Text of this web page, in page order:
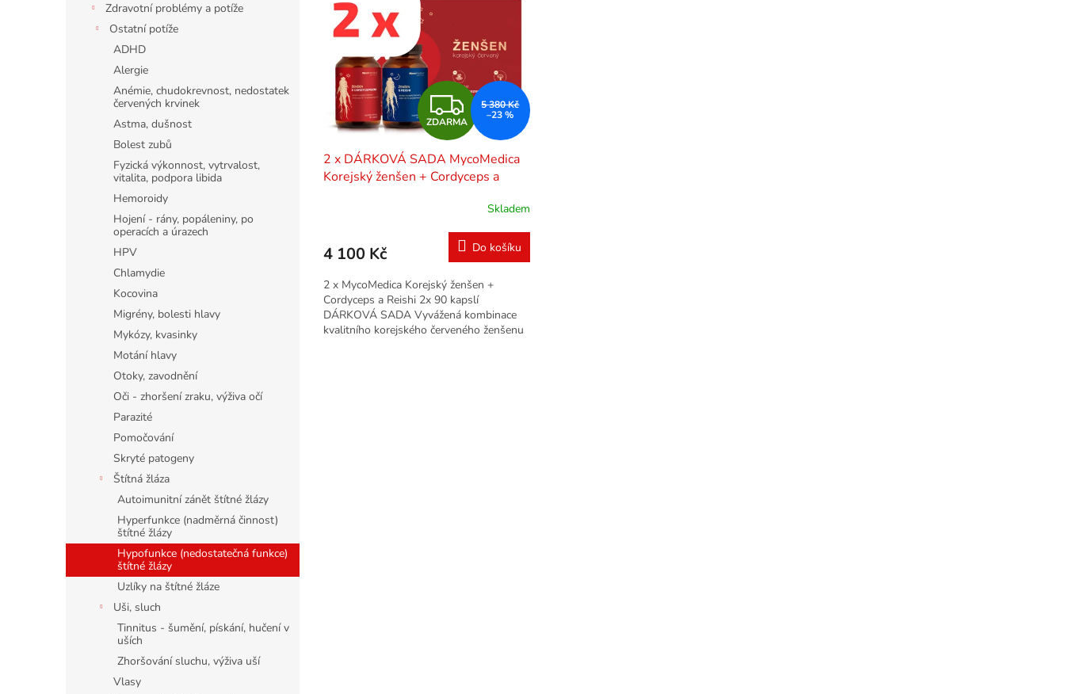
Zdravotní problémy a potíže
Ostatní potíže
ADHD
Alergie
Anémie, chudokrevnost, nedostatek
červených krvinek
Astma, dušnost
Bolest zubů
Fyzická výkonnost, vytrvalost,
vitalita, podpora libida
Hemoroidy
Hojení - rány, popáleniny, po
operacích a úrazech
HPV
Chlamydie
Kocovina
Migrény, bolesti hlavy
Mykózy, kvasinky
Motání hlavy
Otoky, zavodnění
Oči - zhoršení zraku, výživa očí
Parazité
Pomočování
Skryté patogeny
Štítná žláza
Autoimunitní zánět štítné žlázy
Hyperfunkce (nadměrná činnost)
štítné žlázy
Hypofunkce (nedostatečná funkce)
štítné žlázy
Uzlíky na štítné žláze
Uši, sluch
Tinnitus - šumění, pískání, hučení v
uších
Zhoršování sluchu, výživa uší
Vlasy
Z
D
A
M
A
ZDARMA
5 380 Kč
–23 %
2 x DÁRKOVÁ SADA MycoMedica
Korejský ženšen + Cordyceps a
Skladem
4 100 Kč Do košíku
2 x MycoMedica Korejský ženšen +
Cordyceps a Reishi 2x 90 kapslí
DÁRKOVÁ SADA Vyvážená kombinace
kvalitního korejského červeného ženšenu